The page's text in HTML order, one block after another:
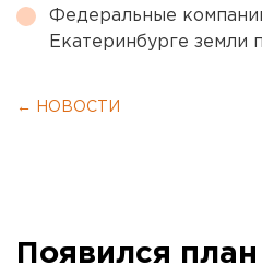
Федеральные
Екатеринбурге земли
← НОВОСТИ
Появился план